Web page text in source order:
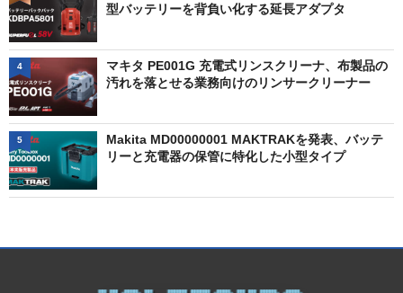
型バッテリーを背負い化する延長アダプタ
マキタ PE001G 充電式リンスクリーナ、布製品の
汚れを落とせる業務向けのリンサークリーナー
4
Makita MD00000001 MAKTRAKを発表、バッテ
リーと充電器の保管に特化した小型タイプ
5